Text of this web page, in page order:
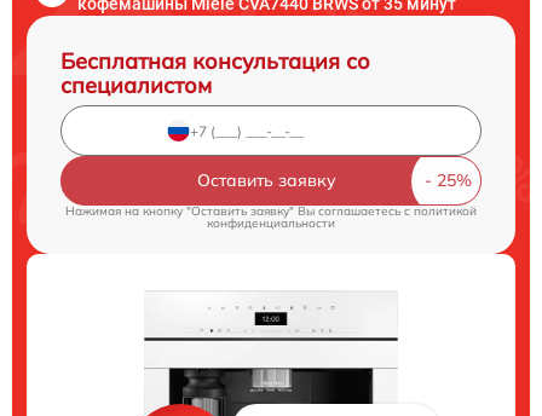
Бесплатная консультация со
специалистом
Оставить заявку
Нажимая на кнопку "Оставить заявку" Вы соглашаетесь cполитикой
конфиденциальности